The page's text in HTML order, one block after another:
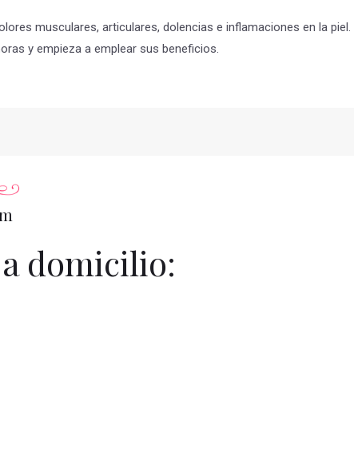
musculares, articulares, dolencias e inflamaciones en la piel.
y empieza a emplear sus beneficios.
domicilio: